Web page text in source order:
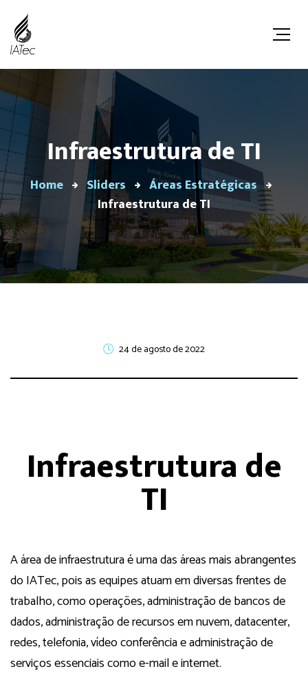
Infraestrutura de TI
Home Sliders
Áreas Estratégicas
Infraestrutura de TI
24 de agosto de 2022
Infraestrutura de
TI
A área de infraestrutura é uma das áreas mais abrangentes
do IATec, pois as equipes atuam em diversas frentes de
trabalho, como operações, administração de bancos de
dados, administração de recursos em nuvem, datacenter,
redes, telefonia, vídeo conferência e administração de
serviços essenciais como e-mail e internet.